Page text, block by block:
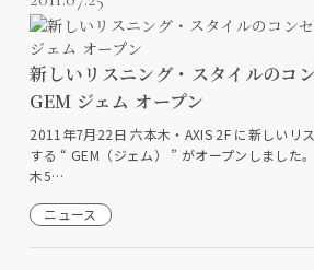
新しいリスニング・スタイルのコ
GEM ジェム オープン
2011年7月22日 六本木・AXIS 2F に新しいリ
する “ GEM（ジェム） ” がオープンしました
木5…
ニュース